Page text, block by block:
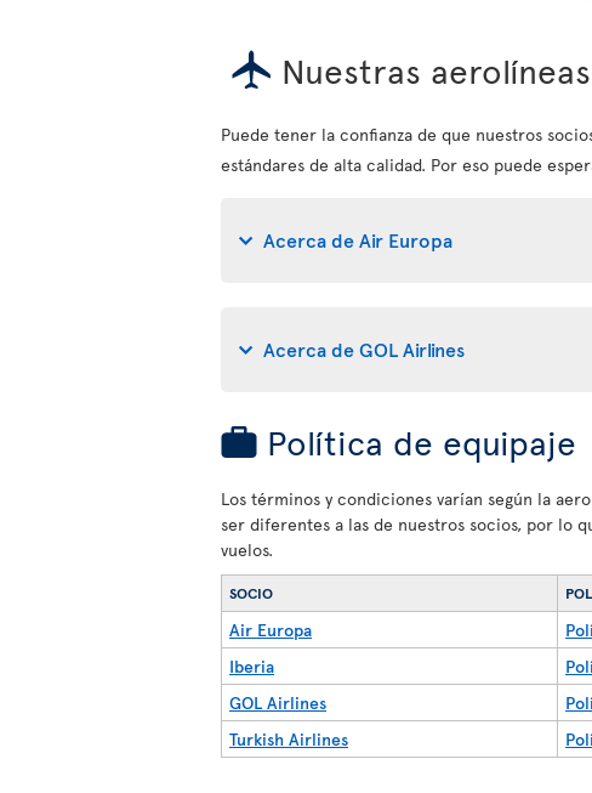
Nuestras
Puede tener la confianza de que nuestros
estándares de alta calidad. Por eso puede
Acerca de Air Europa
Acerca de GOL Airlines
Política de equipaje
Los términos y condiciones varían según la
ser diferentes a las de nuestros socios, por lo
vuelos.
SOCIO
Air Europa
Iberia
GOL Airlines
Turkish Airlines